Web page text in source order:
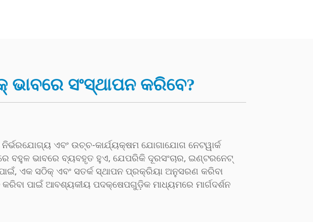
ସଂସ୍ଥାପନ କରିବେ?
ଏବଂ ଉଚ୍ଚ-କାର୍ଯ୍ୟକ୍ଷମ ଯୋଗାଯୋଗ ନେଟୱାର୍କ
ବହୁଳ ଭାବରେ ବ୍ୟବହୃତ ହୁଏ, ଯେପରିକି ଦୂରସଂଚାର, ଇଣ୍ଟରନେଟ୍
ଏକ ସଠିକ୍ ଏବଂ ସତର୍କ ସ୍ଥାପନ ପ୍ରକ୍ରିୟା ଅନୁସରଣ କରିବା
ପାଇଁ ଆବଶ୍ୟକୀୟ ପଦକ୍ଷେପଗୁଡ଼ିକ ମାଧ୍ୟମରେ ମାର୍ଗଦର୍ଶନ